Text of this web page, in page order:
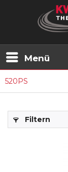
Menü
520PS
Filtern